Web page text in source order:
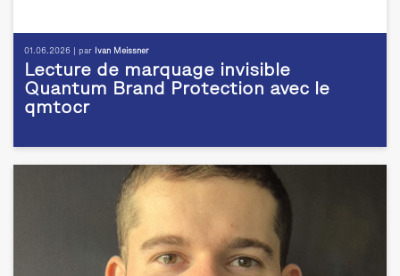
01.06.2026 | par Ivan Meissner
Lecture de marquage invisible
Quantum Brand Protection avec le
qmtocr